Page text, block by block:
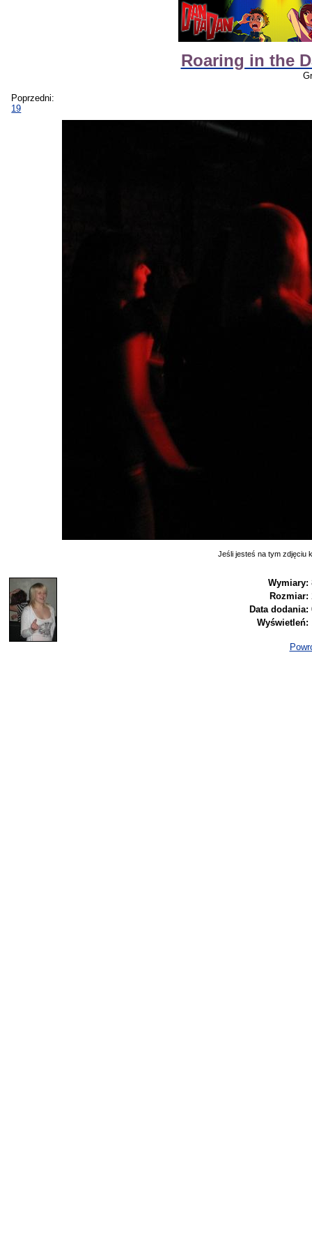
Roaring in the
Poprzedni:
19
Jeśli jesteś na tym zdjęciu
Wymiary:
Rozmiar:
Data dodania:
Wyświetleń: